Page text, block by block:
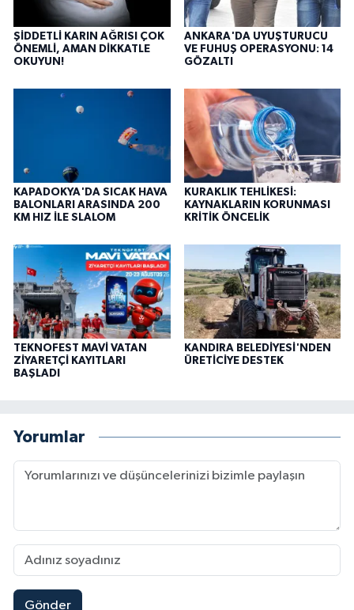
ŞİDDETLİ KARIN AĞRISI ÇOK
ÖNEMLİ, AMAN DİKKATLE
OKUYUN!
ANKARA'DA UYUŞTURUCU
VE FUHUŞ OPERASYONU: 14
GÖZALTI
KAPADOKYA'DA SICAK HAVA
BALONLARI ARASINDA 200
KM HIZ İLE SLALOM
KURAKLIK TEHLİKESİ:
KAYNAKLARIN KORUNMASI
KRİTİK ÖNCELİK
TEKNOFEST MAVİ VATAN
ZİYARETÇİ KAYITLARI
BAŞLADI
KANDIRA BELEDİYESİ'NDEN
ÜRETİCİYE DESTEK
Yorumlar
Gönder